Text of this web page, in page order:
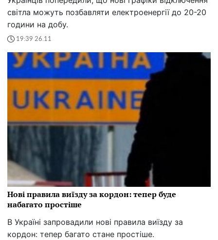
світла можуть позбавляти електроенергії до 20-20
години на добу.
19:39 26.11
Нові правила виїзду за кордон: тепер буде
набагато простіше
В Україні запровадили нові правила виїзду за
кордон: тепер багато стане простіше.